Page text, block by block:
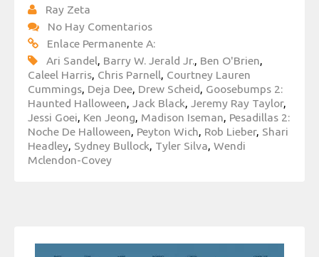
Ray Zeta
No Hay Comentarios
Enlace Permanente A:
Ari Sandel, Barry W. Jerald Jr., Ben O'Brien,
Caleel Harris, Chris Parnell, Courtney Lauren
Cummings, Deja Dee, Drew Scheid, Goosebumps 2:
Haunted Halloween, Jack Black, Jeremy Ray Taylor,
Jessi Goei, Ken Jeong, Madison Iseman, Pesadillas 2:
Noche De Halloween, Peyton Wich, Rob Lieber, Shari
Headley, Sydney Bullock, Tyler Silva, Wendi
Mclendon-Covey